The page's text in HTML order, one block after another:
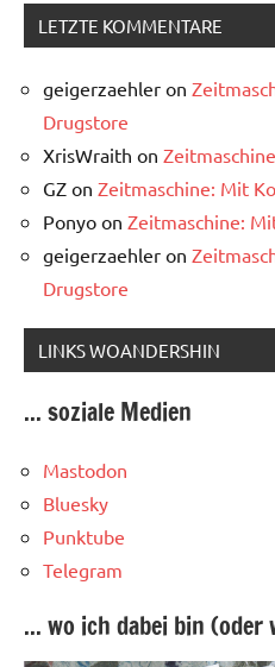
LETZTE KOMMENTARE
geigerzaehler on
Drugstore
XrisWraith on
GZ on Zeitmaschine: Mit
Ponyo on Zeitmaschine:
geigerzaehler on
Drugstore
LINKS WOANDERSHIN
... soziale Medien
Mastodon
Bluesky
Punktube
Telegram
... wo ich dabei bin (oder